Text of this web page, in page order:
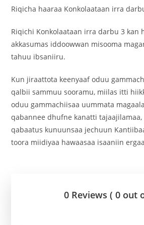
Riqicha haaraa Konkolaataan irra
Riqichi Konkolaataan irra darbu 3 kan
akkasumas iddoowwan misooma
tahuu ibsaniiru.
Kun jiraattota keenyaaf oduu
qalbii sammuu sooramu, miilas itti
oduu gammachiisaa uummata
qabannee dhufne kanatti
qabaatus kunuunsaa jechuun
toora miidiyaa hawaasaa isaaniin
0 Reviews ( 0 out